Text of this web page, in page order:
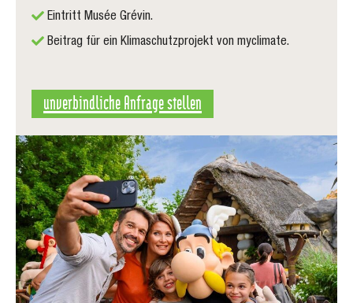
Eintritt Musée Grévin.
Beitrag für ein Klimaschutzprojekt von myclimate.
unverbindliche Anfrage stellen